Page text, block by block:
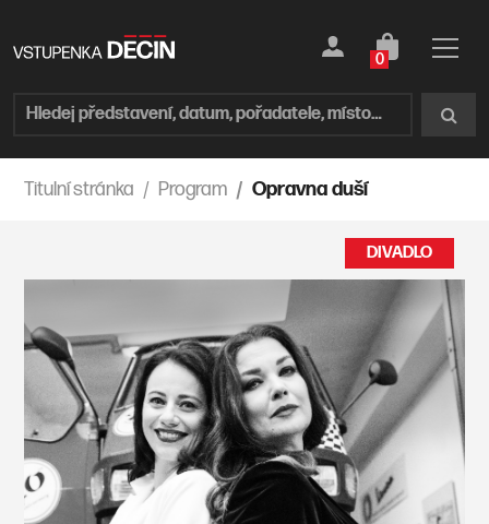
0
Titulní stránka Program Opravna duší
DIVADLO